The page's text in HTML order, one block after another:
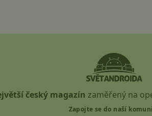
český magazín zaměřený na
Zapojte se do naší